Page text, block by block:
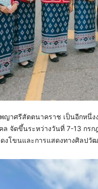
ญาศรีสัตตนาคราช เป็นอีกหนึ่
ล จัดขึ้นระหว่างวันที่ 7-13 กร
งโขนและการแสดงทางศิลปวั